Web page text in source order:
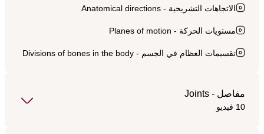
الاتجاهات التشريحية - Anatomical directions
مستويات الحركة - Planes of motion
تقسيمات العظام في الجسم - Divisions of bones in the body
مفاصل - Joints
10 فيديو